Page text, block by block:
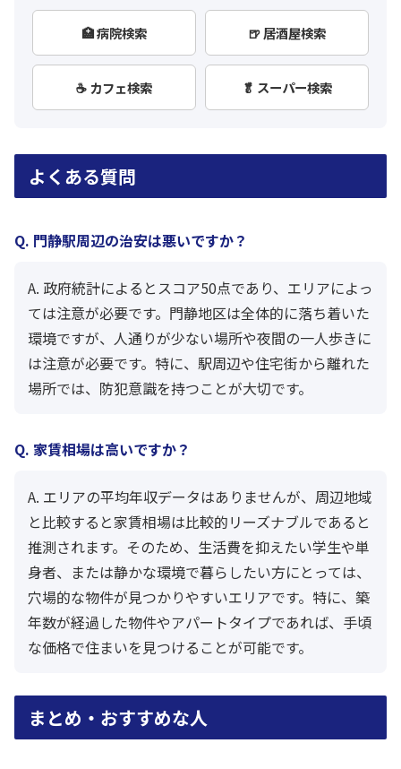
🏥 病院検索 🍺 居酒屋検索
☕ カフェ検索 🥬 スーパー検索
よくある質問
Q. 門静駅周辺の治安は悪いですか？
A. 政府統計によるとスコア50点であり、エリアによっ
ては注意が必要です。門静地区は全体的に落ち着いた
環境ですが、人通りが少ない場所や夜間の一人歩きに
は注意が必要です。特に、駅周辺や住宅街から離れた
場所では、防犯意識を持つことが大切です。
Q. 家賃相場は高いですか？
A. エリアの平均年収データはありませんが、周辺地域
と比較すると家賃相場は比較的リーズナブルであると
推測されます。そのため、生活費を抑えたい学生や単
身者、または静かな環境で暮らしたい方にとっては、
穴場的な物件が見つかりやすいエリアです。特に、築
年数が経過した物件やアパートタイプであれば、手頃
な価格で住まいを見つけることが可能です。
まとめ・おすすめな人